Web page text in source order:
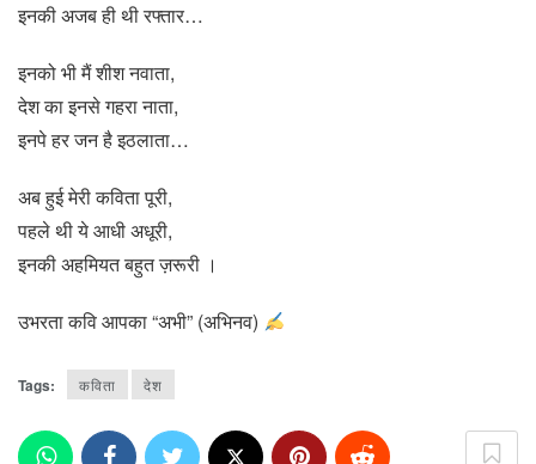
इनकी अजब ही थी रफ्तार…
इनको भी मैं शीश नवाता,
देश का इनसे गहरा नाता,
इनपे हर जन है इठलाता…
अब हुई मेरी कविता पूरी,
पहले थी ये आधी अधूरी,
इनकी अहमियत बहुत ज़रूरी ।
उभरता कवि आपका “अभी” (अभिनव)
Tags: कविता देश